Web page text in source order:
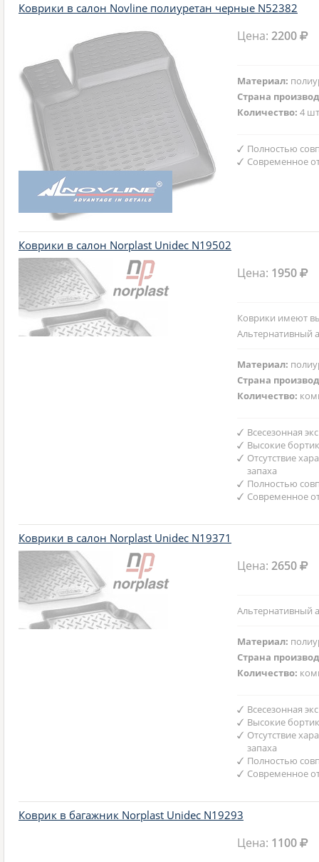
Коврики в салон Novline полиуретан черные N52382
Цена:2200
Материал:
Страна
Количество:4
Полностью
Современное
Коврики в салон Norplast Unidec N19502
Цена: 1950
Коврики имеют
Альтернативный
Материал:
Страна
Количество:
Всесезонная
Высокие
Отсутствие
запаха
Полностью
Современное
Коврики в салон Norplast Unidec N19371
Цена:2650
Альтернативный
Материал:
Страна
Количество:
Всесезонная
Высокие
Отсутствие
запаха
Полностью
Современное
Коврик в багажник Norplast Unidec N19293
Цена: 1100